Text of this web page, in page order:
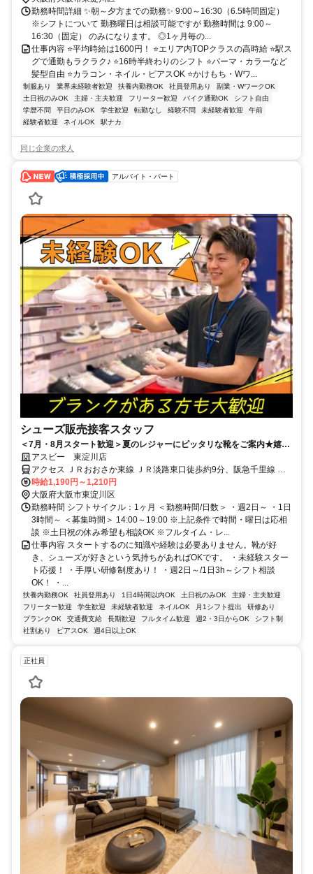
勤務時間詳細 ✨朝～夕方までの勤務✨ 9:00～16:30（6.5時間固定）
※シフトについて 勤務曜日は相談可能ですが 勤務時間は 9:00～
16:30（固定） のみになります。 ◎1ヶ月毎の...
仕事内容 ⭐平均時給は1600円！ ⭐エリア内TOPクラスの高時給 ⭐駅ス
グで通勤もラクラク♪ ⭐16時半終わりのシフト ⭐パーマ・カラーなど
髪型自由 ⭐カラコン・ネイル・ピアスOK ⭐かけもち・Wワ...
制服あり 業界未経験者歓迎 扶養内勤務OK 社員登用あり
副業・WワークOK
土日祝のみOK
主婦・主夫歓迎 フリーター歓迎 バイク通勤OK
シフト自由
学歴不問
平日のみOK 学生歓迎 転勤なし 経験不問 未経験者歓迎
午前
経験者歓迎
ネイルOK 駅ナカ
同じ企業の求人
アルバイト・パート
シューズ販売接客スタッフ
＜7月・8月スタート歓迎＞夏のレジャーにピッタリな靴をご案内★嬉し
いスタッフ割引も◎週2日～/1日3h～/短時間～フルタイムまで柔軟対
応！
アスビー 東淀川店
アクセス ＪＲおおさか東線 ＪＲ淡路東口徒歩約9分、阪急千里線 下
新庄東出口徒歩約13分、阪急千里線 淡路〔阪急線〕東口徒歩約13分
JRおおさか東線「淡路駅」から東へ徒歩8分
時給1,190円～1,210円
大阪府大阪市東淀川区
勤務時間 シフトサイクル：1ヶ月 ＜勤務時間/日数＞ ・週2日～ ・1日
3時間～ ＜募集時間＞ 14:00～19:00 ※上記条件で時間・曜日は応相
談 ※土日祝の休み希望も相談OK ※フルタイム・レ...
仕事内容 スタートするのに知識や経験は必要ありません。靴が好
き、シューズが好きという気持ちがあればOKです。 ・未経験スター
ト応援！ ・手厚い研修制度あり！ ・週2日～/1日3h～シフト相談
OK！ ・...
扶養内勤務OK 社員登用あり 1日4時間以内OK 土日祝のみOK
主婦・主夫歓迎
フリーター歓迎
学生歓迎 未経験者歓迎 ネイルOK 月1シフト提出
研修あり
ブランクOK
交通費支給 長期歓迎 フルタイム歓迎 週2・3日からOK
シフト制
社割あり
ピアスOK 週4日以上OK
正社員